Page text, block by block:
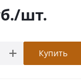
/шт.
Купить